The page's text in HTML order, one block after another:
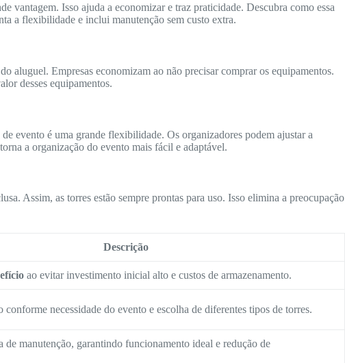
vantagem. Isso ajuda a economizar e traz praticidade. Descubra como essa
a flexibilidade e inclui manutenção sem custo extra.
aluguel. Empresas economizam ao não precisar comprar os equipamentos.
desses equipamentos.
evento é uma grande flexibilidade. Os organizadores podem ajustar a
a organização do evento mais fácil e adaptável.
Assim, as torres estão sempre prontas para uso. Isso elimina a preocupação
Descrição
ao evitar investimento inicial alto e custos de armazenamento.
conforme necessidade do evento e escolha de diferentes tipos de torres.
de manutenção, garantindo funcionamento ideal e redução de